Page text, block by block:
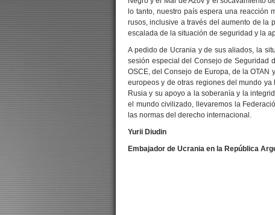
lo tanto, nuestro país espera una reacción
rusos, inclusive a través del aumento de la
escalada de la situación de seguridad y la
A pedido de Ucrania y de sus aliados, la
sesión especial del Consejo de Seguridad
OSCE, del Consejo de Europa, de la
europeos y de otras regiones del mundo
Rusia y su apoyo a la soberanía y la
el mundo civilizado, llevaremos la
las normas del derecho internacional.
Yurii Diudin
Embajador de Ucrania en la República